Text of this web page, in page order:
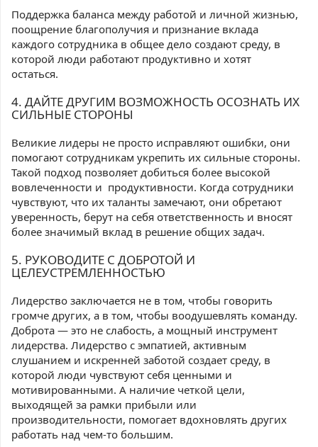
Поддержка баланса между работой и личной жизнью,
поощрение благополучия и признание вклада
каждого сотрудника в общее дело создают среду, в
которой люди работают продуктивно и хотят
остаться.
4. ДАЙТЕ ДРУГИМ ВОЗМОЖНОСТЬ ОСОЗНАТЬ ИХ
СИЛЬНЫЕ СТОРОНЫ
Великие лидеры не просто исправляют ошибки, они
помогают сотрудникам укрепить их сильные стороны.
Такой подход позволяет добиться более высокой
вовлеченности и продуктивности. Когда сотрудники
чувствуют, что их таланты замечают, они обретают
уверенность, берут на себя ответственность и вносят
более значимый вклад в решение общих задач.
5. РУКОВОДИТЕ С ДОБРОТОЙ И
ЦЕЛЕУСТРЕМЛЕННОСТЬЮ
Лидерство заключается не в том, чтобы говорить
громче других, а в том, чтобы воодушевлять команду.
Доброта — это не слабость, а мощный инструмент
лидерства. Лидерство с эмпатией, активным
слушанием и искренней заботой создает среду, в
которой люди чувствуют себя ценными и
мотивированными. А наличие четкой цели,
выходящей за рамки прибыли или
производительности, помогает вдохновлять других
работать над чем-то большим.